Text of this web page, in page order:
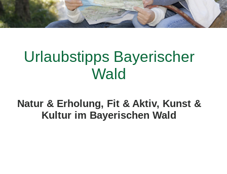
Urlaubstipps Bayerischer
Wald
Natur & Erholung, Fit & Aktiv, Kunst &
Kultur im Bayerischen Wald